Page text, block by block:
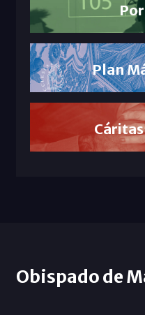
Plan
Obispado de